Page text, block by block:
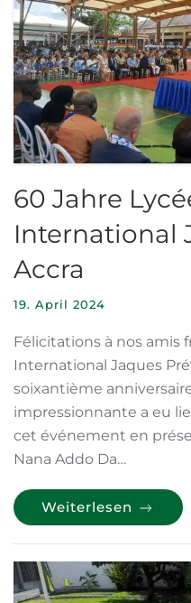
60 Jahre
International
Accra
19. April 2024
Félicitations à nos amis
International Jaques
soixantième
impressionnante a eu
cet événement en
Nana Addo Da…
Weiterlesen